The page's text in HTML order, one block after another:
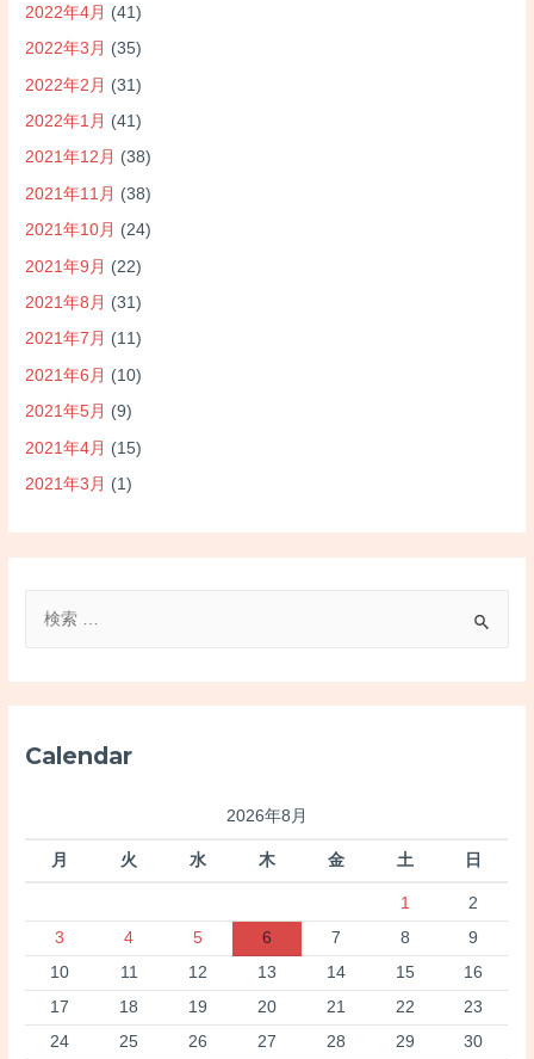
2022年4月 (41)
2022年3月 (35)
2022年2月 (31)
2022年1月 (41)
2021年12月 (38)
2021年11月 (38)
2021年10月 (24)
2021年9月 (22)
2021年8月 (31)
2021年7月 (11)
2021年6月 (10)
2021年5月 (9)
2021年4月 (15)
2021年3月 (1)
象
Calendar
2026年8月
月 火 水 木 金 土 日
1
2
3
4 5 6 7 8
9
10
11 12 13 14 15
16
17
18 19 20 21 22
23
24
25 26 27 28 29
30